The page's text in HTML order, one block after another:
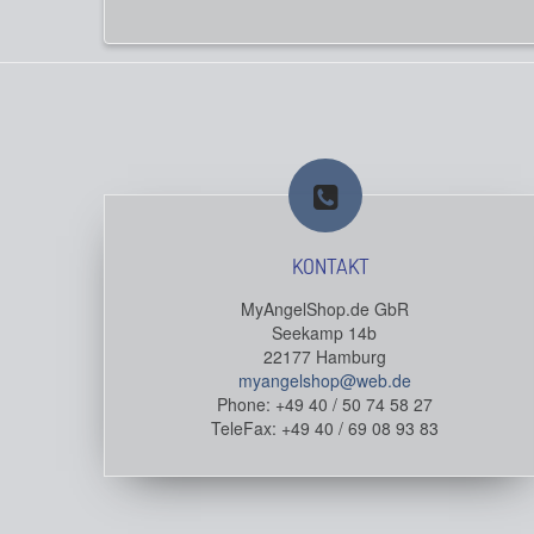
KONTAKT
MyAngelShop.de GbR
Seekamp 14b
22177 Hamburg
myangelshop@web.de
Phone: +49 40 / 50 74 58 27
TeleFax: +49 40 / 69 08 93 83